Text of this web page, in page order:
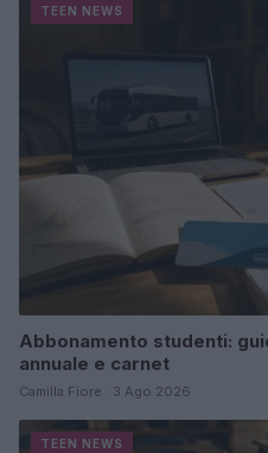
TEEN NEWS
Abbonamento studenti:
annuale e carnet
Camilla Fiore · 3 Ago 2026
TEEN NEWS